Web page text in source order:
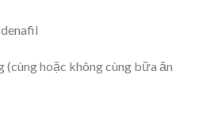
(cùng hoặc không cùng bữa ăn